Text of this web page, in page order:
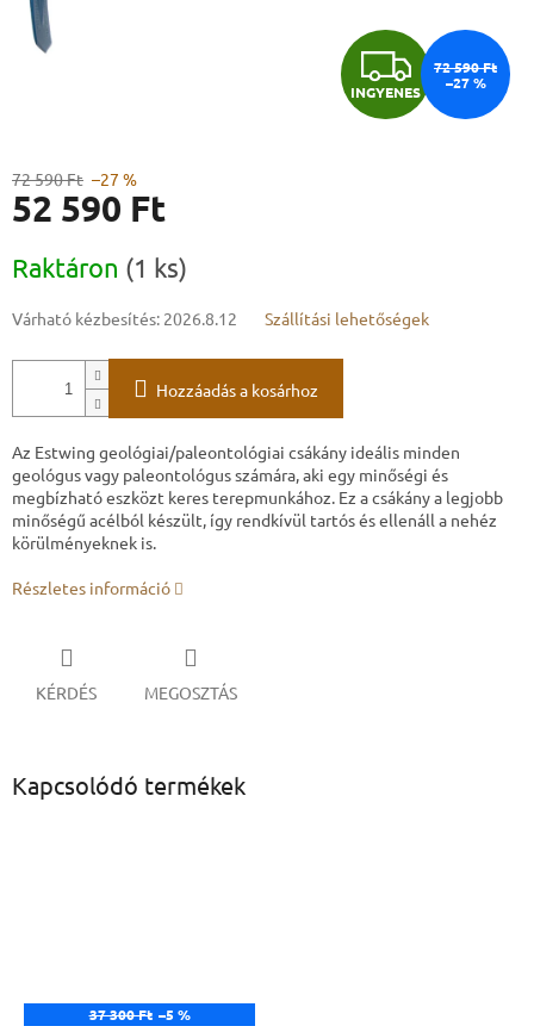
I
N
N
INGYENES
72 590 Ft
–27 %
72 590 Ft –27 %
52 590 Ft
Raktáron (1 ks)
Várható kézbesítés: 2026.8.12 Szállítási lehetőségek
Hozzáadás a kosárhoz
Az Estwing geológiai/paleontológiai csákány ideális minden
geológus vagy paleontológus számára, aki egy minőségi és
megbízható eszközt keres terepmunkához. Ez a csákány a legjobb
minőségű acélból készült, így rendkívül tartós és ellenáll a nehéz
körülményeknek is.
Részletes információ
KÉRDÉS MEGOSZTÁS
Kapcsolódó termékek
37 300 Ft –5 %